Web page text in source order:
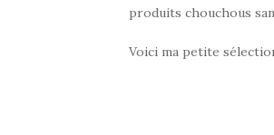
produits chouchous
Voici ma petite